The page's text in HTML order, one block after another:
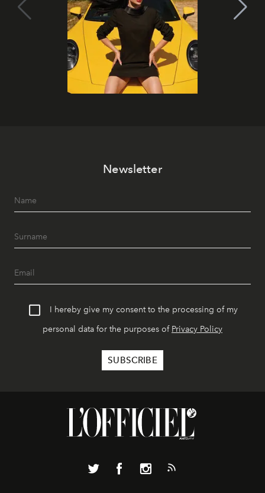
Newsletter
I hereby give my consent to the processing of my
personal data for the purposes of Privacy Policy